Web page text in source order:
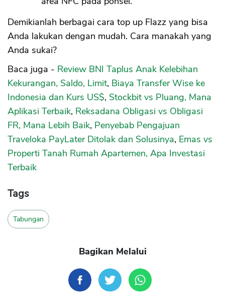
Demikianlah berbagai cara top up Flazz yang bisa
Anda lakukan dengan mudah. Cara manakah yang
Anda sukai?
Baca juga - Review BNI Taplus Anak Kelebihan
Kekurangan, Saldo, Limit, Biaya Transfer Wise ke
Indonesia dan Kurs US$, Stockbit vs Pluang, Mana
Aplikasi Terbaik, Reksadana Obligasi vs Obligasi
FR, Mana Lebih Baik, Penyebab Pengajuan
Traveloka PayLater Ditolak dan Solusinya, Emas vs
Properti Tanah Rumah Apartemen, Apa Investasi
Terbaik
Tags
Tabungan
Bagikan Melalui